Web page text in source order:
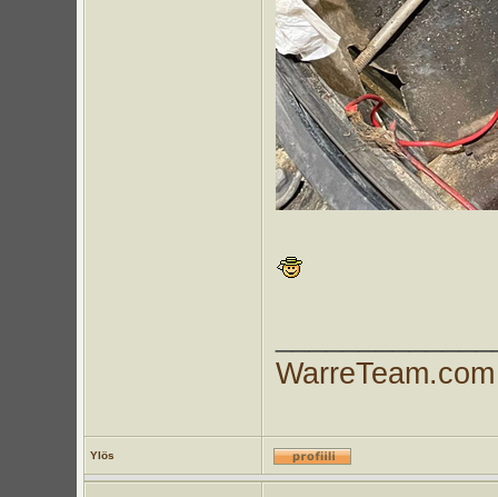
WarreTeam.com
Ylös